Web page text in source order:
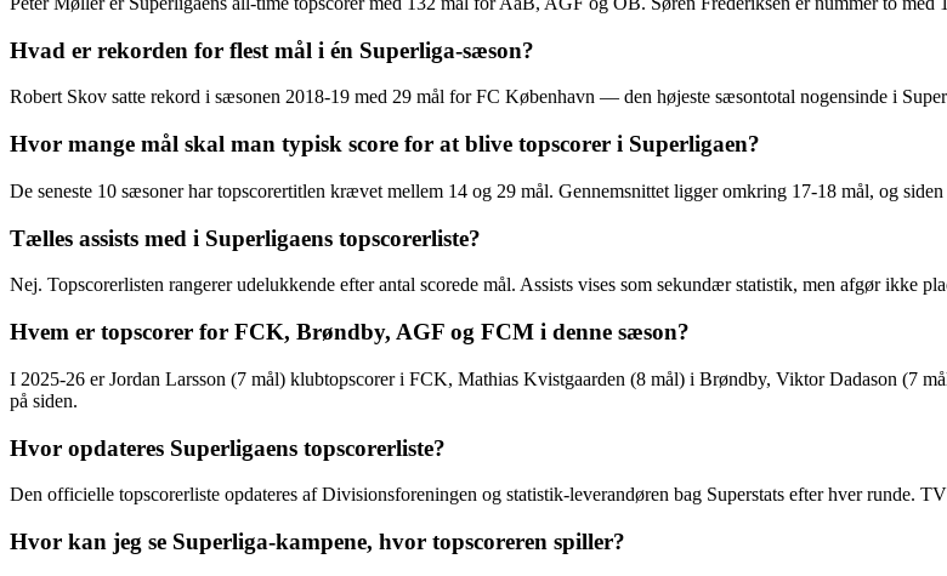
Hvad er rekorden for flest mål i én Superliga-sæson?
Robert Skov satte rekord i sæsonen 2018-19 med 29 mål for FC København — den højeste sæsontotal nogensinde i
Hvor mange mål skal man typisk score for at blive topscorer i Superligaen?
De seneste 10 sæsoner har topscorertitlen krævet mellem 14 og 29 mål. Gennemsnittet ligger omkring 17-18 mål, og
Tælles assists med i Superligaens topscorerliste?
Nej. Topscorerlisten rangerer udelukkende efter antal scorede mål. Assists vises som sekundær statistik, men afgør ikke
Hvem er topscorer for FCK, Brøndby, AGF og FCM i denne sæson?
I 2025-26 er Jordan Larsson (7 mål) klubtopscorer i FCK, Mathias Kvistgaarden (8 mål) i Brøndby, Viktor Dadason (7
på siden.
Hvor opdateres Superligaens topscorerliste?
Den officielle topscorerliste opdateres af Divisionsforeningen og statistik-leverandøren bag Superstats efter hver runde.
Hvor kan jeg se Superliga-kampene, hvor topscoreren spiller?